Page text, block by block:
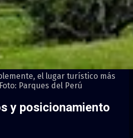
el lugar turístico más
Parques del Perú
y posicionamiento